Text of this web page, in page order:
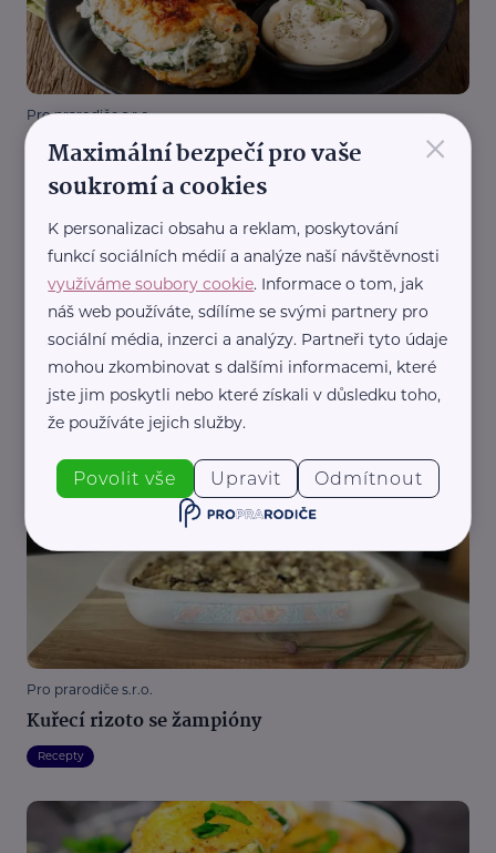
Pro prarodiče s.r.o.
Kuřecí prsa plněná špenátem a sýrem
Recepty
Mgr. Kristýna Černická Hájková, Bc. Filip Černický
Kuřecí quesadilla s cheddarem
Recepty
Pro prarodiče s.r.o.
Kuřecí rizoto se žampióny
Recepty
×
Maximální bezpečí pro vaše
soukromí a cookies
K personalizaci obsahu a reklam, poskytování
funkcí sociálních médií a analýze naší návštěvnosti
využíváme soubory cookie. Informace o tom, jak
náš web používáte, sdílíme se svými partnery pro
sociální média, inzerci a analýzy. Partneři tyto údaje
mohou zkombinovat s dalšími informacemi, které
jste jim poskytli nebo které získali v důsledku toho,
že používáte jejich služby.
Povolit vše Upravit Odmítnout